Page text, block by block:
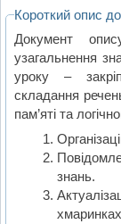
Короткий опис
Документ
узагальнення
уроку –
складання
пам’яті та
знань.